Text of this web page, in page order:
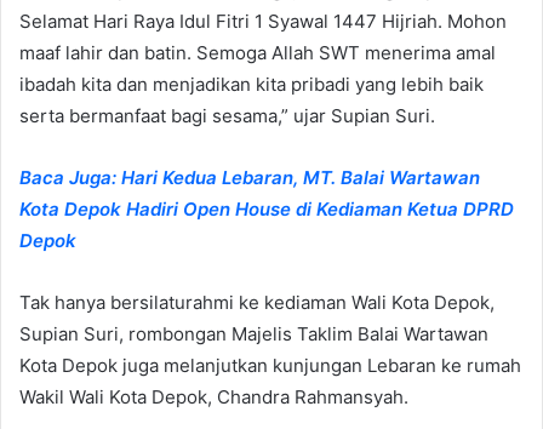
Selamat Hari Raya Idul Fitri 1 Syawal 1447 Hijriah. Mohon
maaf lahir dan batin. Semoga Allah SWT menerima amal
ibadah kita dan menjadikan kita pribadi yang lebih baik
serta bermanfaat bagi sesama,” ujar Supian Suri.
Baca Juga: Hari Kedua Lebaran, MT. Balai Wartawan
Kota Depok Hadiri Open House di Kediaman Ketua DPRD
Depok
Tak hanya bersilaturahmi ke kediaman Wali Kota Depok,
Supian Suri, rombongan Majelis Taklim Balai Wartawan
Kota Depok juga melanjutkan kunjungan Lebaran ke rumah
Wakil Wali Kota Depok, Chandra Rahmansyah.